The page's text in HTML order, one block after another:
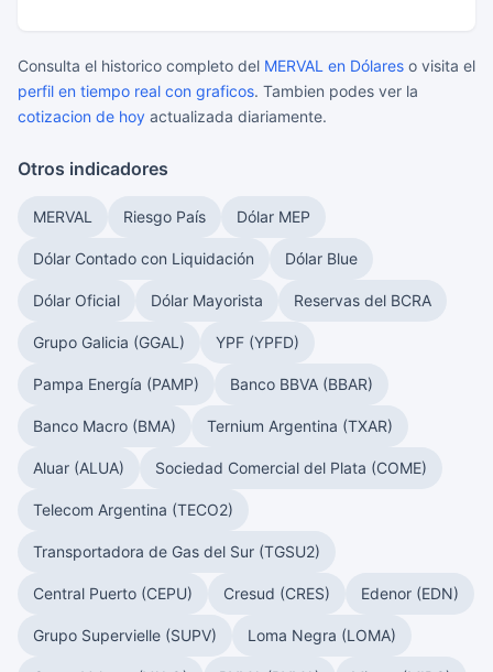
Consulta el historico completo del MERVAL en Dólares o visita el
perfil en tiempo real con graficos. Tambien podes ver la
cotizacion de hoy actualizada diariamente.
Otros indicadores
MERVAL Riesgo País Dólar MEP
Dólar Contado con Liquidación Dólar Blue
Dólar Oficial Dólar Mayorista Reservas del BCRA
Grupo Galicia (GGAL) YPF (YPFD)
Pampa Energía (PAMP) Banco BBVA (BBAR)
Banco Macro (BMA) Ternium Argentina (TXAR)
Aluar (ALUA) Sociedad Comercial del Plata (COME)
Telecom Argentina (TECO2)
Transportadora de Gas del Sur (TGSU2)
Central Puerto (CEPU) Cresud (CRES) Edenor (EDN)
Grupo Supervielle (SUPV) Loma Negra (LOMA)